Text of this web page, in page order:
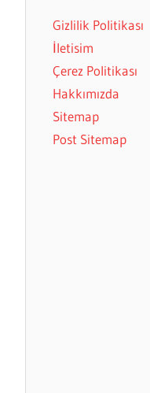
Gizlilik Politikası
İletisim
Çerez Politikası
Hakkımızda
Sitemap
Post Sitemap